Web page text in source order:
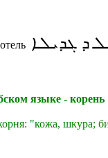
ܕ ܓܕܝܠܐ
языке - корень
"кожа, шкура;